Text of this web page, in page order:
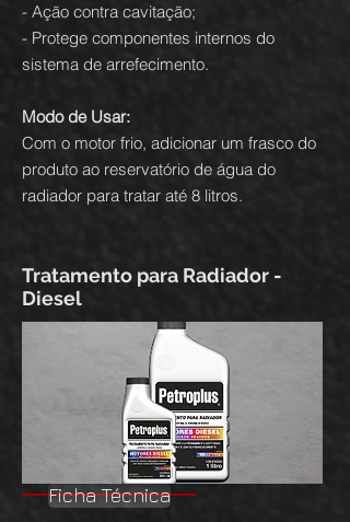
- Ação contra cavitação;
- Protege componentes internos do
sistema de arrefecimento.
Modo de Usar:
Com o motor frio, adicionar um frasco do
produto ao reservatório de água do
radiador para tratar até 8 litros.
Tratamento para Radiador -
Diesel
Ficha Técnica